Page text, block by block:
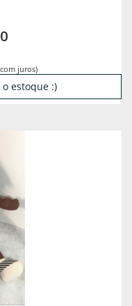
juros)
estoque :)